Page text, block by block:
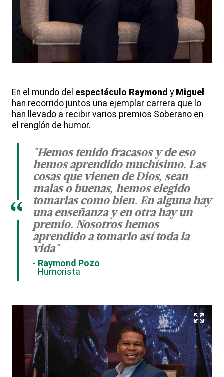
En el mundo del espectáculo Raymond y Miguel
han recorrido juntos una ejemplar carrera que lo
han llevado a recibir varios premios Soberano en
el renglón de humor.
"Hemos tenido fracasos y de eso
hemos aprendido muchísimo. Las
cosas que vienen de Dios, sean
malas o buenas, hemos elegido
tomarlas como bien. En alguna hay
una enseñanza y en otra hay un
premio. Nosotros hemos
aprendido a tomarlo así toda la
vida"
Raymond Pozo
Humorista
“